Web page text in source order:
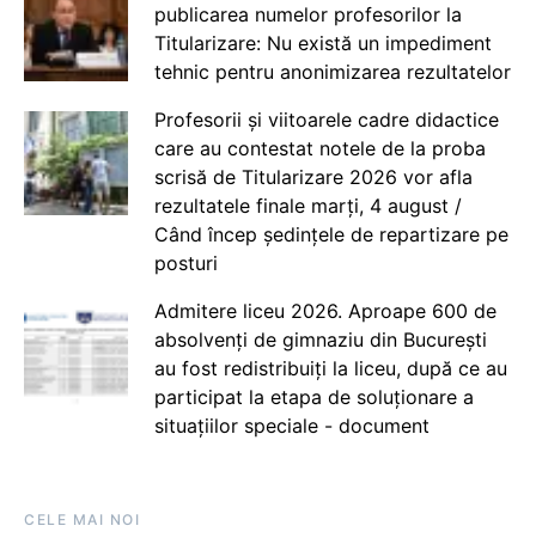
publicarea numelor profesorilor la
Titularizare: Nu există un impediment
tehnic pentru anonimizarea rezultatelor
Profesorii și viitoarele cadre didactice
care au contestat notele de la proba
scrisă de Titularizare 2026 vor afla
rezultatele finale marți, 4 august /
Când încep ședințele de repartizare pe
posturi
Admitere liceu 2026. Aproape 600 de
absolvenți de gimnaziu din București
au fost redistribuiți la liceu, după ce au
participat la etapa de soluționare a
situațiilor speciale - document
CELE MAI NOI